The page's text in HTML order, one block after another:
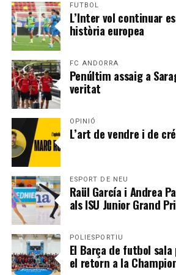
FUTBOL
L’Inter vol continuar
història europea
FC ANDORRA
Penúltim assaig a
veritat
OPINIÓ
L’art de vendre i de
ESPORT DE NEU
Raül García i Andrea
als ISU Junior Grand
POLIESPORTIU
El Barça de futbol sala
el retorn a la